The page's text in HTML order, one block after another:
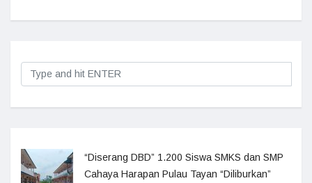
“Diserang DBD” 1.200 Siswa SMKS dan SMP
Cahaya Harapan Pulau Tayan “Diliburkan”